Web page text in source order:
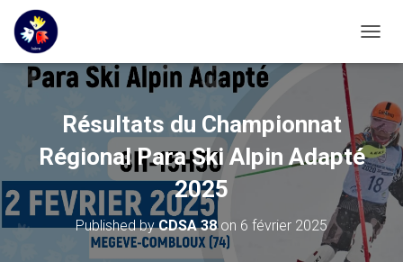
Résultats du Championnat
Régional Para Ski Alpin Adapté
2025
Published byCDSA 38on 6 février 2025